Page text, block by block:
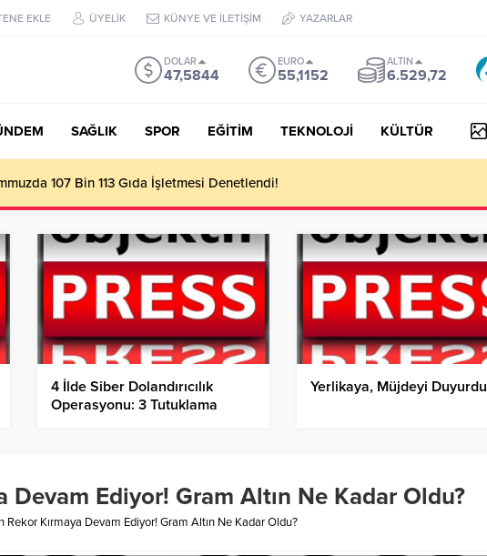
EKLE ÜYELİK KÜNYE VE İLETİŞİM YAZARLAR
DOLAR
47,5844
EURO
55,1152
ALTIN
6.529,72
SAĞLIK SPOR EĞİTİM TEKNOLOJİ KÜLTÜR
Gülpınar Kırsaldaki Yol Çalışmalarını İnceledi!
4 İlde Siber Dolandırıcılık
Operasyonu: 3 Tutuklama
Yerlikaya, Müjdeyi
Devam Ediyor! Gram Altın Ne Kadar Oldu?
Rekor Kırmaya Devam Ediyor! Gram Altın Ne Kadar Oldu?